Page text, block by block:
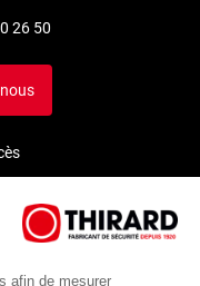
26 50
afin de mesurer